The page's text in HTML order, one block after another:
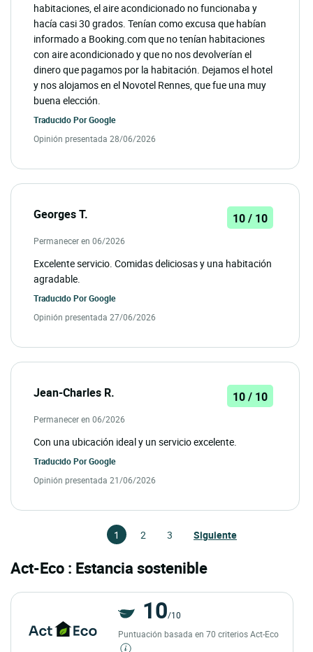
habitaciones, el aire acondicionado no funcionaba y
hacía casi 30 grados. Tenían como excusa que habían
informado a Booking.com que no tenían habitaciones
con aire acondicionado y que no nos devolverían el
dinero que pagamos por la habitación. Dejamos el hotel
y nos alojamos en el Novotel Rennes, que fue una muy
buena elección.
Traducido PorGoogle
Opinión presentada 28/06/2026
Georges T. 10 / 10
Permanecer en 06/2026
Excelente servicio. Comidas deliciosas y una habitación
agradable.
Traducido PorGoogle
Opinión presentada 27/06/2026
Jean-Charles R. 10 / 10
Permanecer en 06/2026
Con una ubicación ideal y un servicio excelente.
Traducido PorGoogle
Opinión presentada 21/06/2026
1 2 3 Siguiente
Act-Eco : Estancia sostenible
10/10
Puntuación basada en 70 criterios Act-Eco